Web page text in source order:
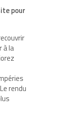
pour
à la
rendu